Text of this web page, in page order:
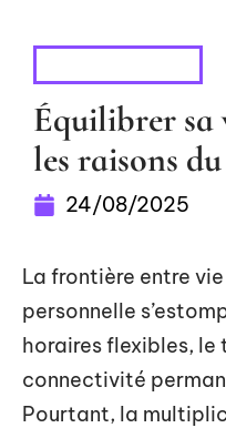
Équilibrer sa
les raisons
24/08/2025
La frontière entre
personnelle
horaires flexibles,
connectivité
Pourtant, la